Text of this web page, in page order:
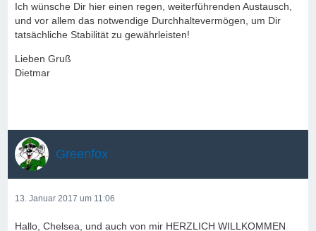
Ich wünsche Dir hier einen regen, weiterführenden Austausch,
und vor allem das notwendige Durchhaltevermögen, um Dir
tatsächliche Stabilität zu gewährleisten!
Lieben Gruß
Dietmar
Greenfox
13. Januar 2017 um 11:06
Hallo, Chelsea, und auch von mir HERZLICH WILLKOMMEN